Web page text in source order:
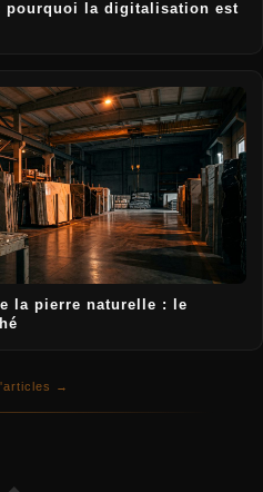
pourquoi la digitalisation est
la pierre naturelle : le
→